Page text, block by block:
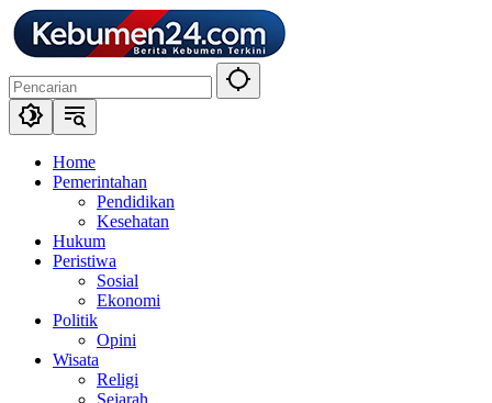
Langsung
ke
konten
Home
Pemerintahan
Pendidikan
Kesehatan
Hukum
Peristiwa
Sosial
Ekonomi
Politik
Opini
Wisata
Religi
Sejarah